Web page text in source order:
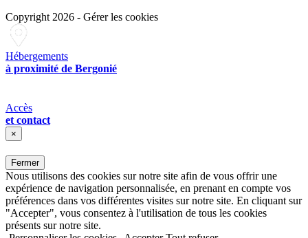
Copyright 2026 - Gérer les cookies
Hébergements
à proximité de Bergonié
Accès
et contact
×
Fermer
Nous utilisons des cookies sur notre site afin de vous offrir une
expérience de navigation personnalisée, en prenant en compte vos
préférences dans vos différentes visites sur notre site. En cliquant sur
"Accepter", vous consentez à l'utilisation de tous les cookies
présents sur notre site.